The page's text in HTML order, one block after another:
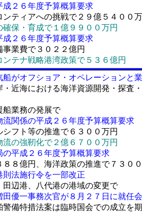
成２６年度予算概算要求
ンティアへの挑戦で２９億５４００
確保・育成で１億９９００万円
成２６年度予算概算要求
事業費で３０２２億円
ンテナ戦略港湾政策で５３６億円
船がオフショア・オペレーションと
・近海における海洋資源開発・探査
業務の発展で
流関係の平成２６年度予算概算要求
シフト等の推進で６３００万円
流の強靭化で２億６７００万円
の平成２６年度予算概算要求
８８億円、海洋政策の推進で７３０
則法施行令を一部改正
田辺港、八代港の港域の変更で
田優一事務次官が８月２７日に就任
警備特措法案は臨時国会での成立を